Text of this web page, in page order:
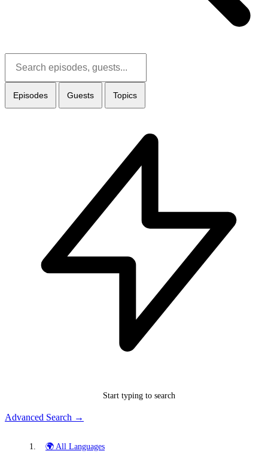
Episodes Guests Topics
Start typing to search
Advanced Search →
🌍 All Languages